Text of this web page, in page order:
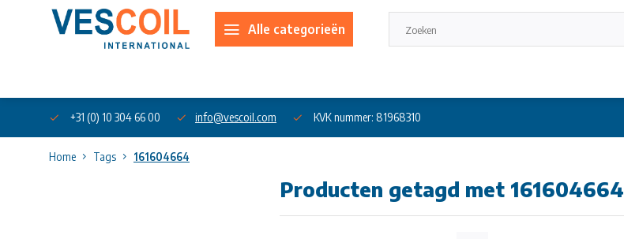
Alle categorieën
+31 (0) 10 304 66 00 info@vescoil.com KVK nummer: 81968310
Home Tags 161604664
Producten getagd met 161604664